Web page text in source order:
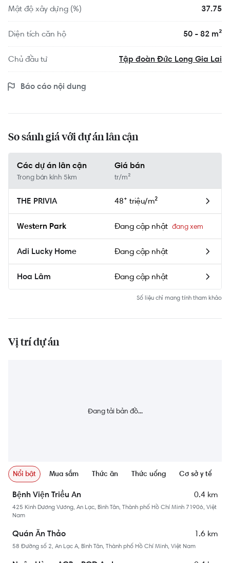
Mật độ xây dựng (%) 37.75
Diện tích căn hộ 50 - 82 m²
Chủ đầu tư Tập đoàn Đức Long Gia Lai
Báo cáo nội dung
So sánh giá với dự án lân cận
Các dự án lân cận
Trong bán kính 5km
Giá bán
tr/m²
THE PRIVIA 48⁺ triệu/m²
Western Park Đang cập nhật
Adi Lucky Home Đang cập nhật
Hoa Lâm Đang cập nhật
Số liệu chỉ mang tính tham khảo
Vị trí dự án
Đang tải bản đồ...
Nổi bật Mua sắm Thức ăn Thức uống Cơ sở y tế
Bệnh Viện Triều An 0.4 km
425 Kinh Dương Vương, An Lạc, Bình Tân, Thành phố Hồ Chí Minh 71906, Việt
Nam
Quán Ăn Thảo 1.6 km
58 Đường số 2, An Lạc A, Bình Tân, Thành phố Hồ Chí Minh, Việt Nam